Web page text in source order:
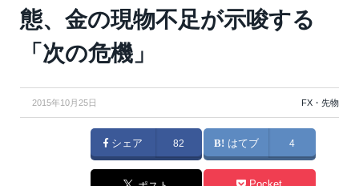
態、金の現物不足が示唆する
「次の危機」
2015年10月25日 FX・先物
シェア 82 はてブ 4